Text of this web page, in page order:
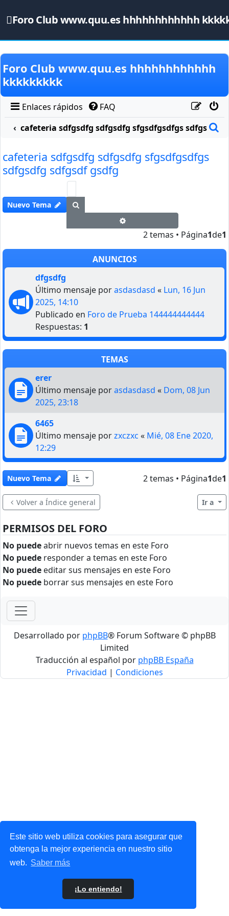
Este sitio web utiliza cookies para asegurar que
obtenga la mejor experiencia en nuestro sitio
web. Saber más
¡Lo entiendo!
Foro Club www.quu.es hhhhhhhhhhhh
Obviar
Foro Club www.quu.es hhhhhhhhhhhh
kkkkkkkkk
Enlaces rápidos
FAQ
cafeteria sdfgsdfg sdfgsdfg sfgsdfgsdfgs sdfgsdfg
cafeteria sdfgsdfg sdfgsdfg sfgsdfgsdfgs
sdfgsdfg sdfgsdf gsdfg
Nuevo Tema
2 temas • Página1de1
ANUNCIOS
dfgsdfg
Último mensaje porasdasdasd « Lun, 16 Jun
2025, 14:10
Publicado en Foro de Prueba 144444444444
Respuestas: 1
TEMAS
erer
Último mensaje porasdasdasd « Dom, 08 Jun
2025, 23:18
6465
Último mensaje porzxczxc « Mié, 08 Ene 2020,
12:29
Nuevo Tema 2 temas • Página1de1
Volver a Índice general Ir a
PERMISOS DEL FORO
No puedeabrir nuevos temas en este Foro
No puede responder a temas en este Foro
No puede editar sus mensajes en este Foro
No puede borrar sus mensajes en este Foro
Desarrollado por phpBB® Forum Software © phpBB
Limited
Traducción al español por phpBB España
Privacidad | Condiciones